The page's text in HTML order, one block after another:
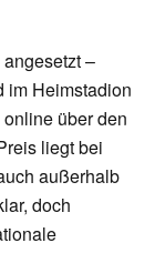
–
im Heimstadion
über den
liegt bei
außerhalb
doch